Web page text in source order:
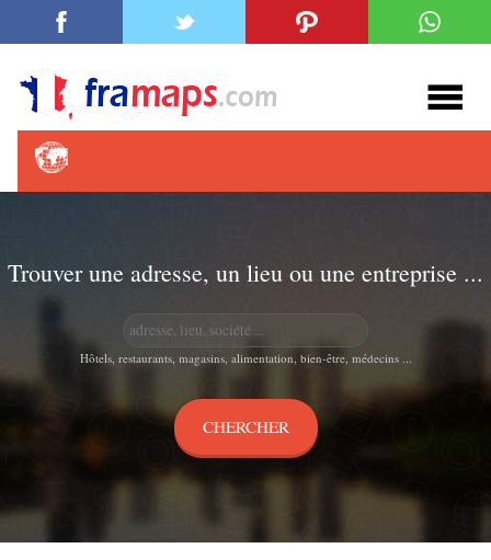
Trouver une adresse, un lieu ou une entreprise ...
Hôtels, restaurants, magasins, alimentation, bien-être, médecins ...